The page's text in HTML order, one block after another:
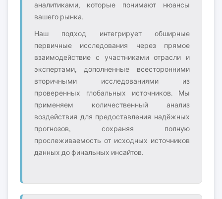
аналитиками, которые понимают нюансы
вашего рынка.
Наш подход интегрирует обширные
первичные исследования через прямое
взаимодействие с участниками отрасли и
экспертами, дополненные всесторонними
вторичными исследованиями из
проверенных глобальных источников. Мы
применяем количественный анализ
воздействия для предоставления надёжных
прогнозов, сохраняя полную
прослеживаемость от исходных источников
данных до финальных инсайтов.